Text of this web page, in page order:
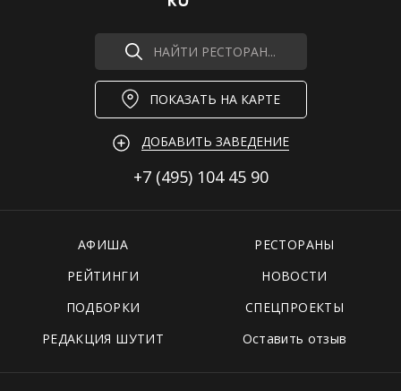
НАЙТИ РЕСТОРАН...
ПОКАЗАТЬ НА КАРТЕ
ДОБАВИТЬ ЗАВЕДЕНИЕ
+7 (495) 104 45 90
АФИША
РЕСТОРАНЫ
РЕЙТИНГИ
НОВОСТИ
ПОДБОРКИ
СПЕЦПРОЕКТЫ
РЕДАКЦИЯ ШУТИТ
Оставить отзыв